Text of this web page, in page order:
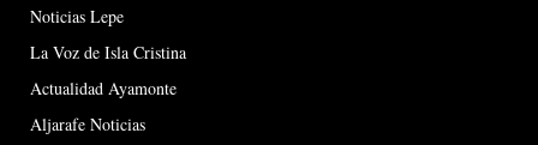
Noticias Lepe
La Voz de Isla Cristina
Actualidad Ayamonte
Aljarafe Noticias